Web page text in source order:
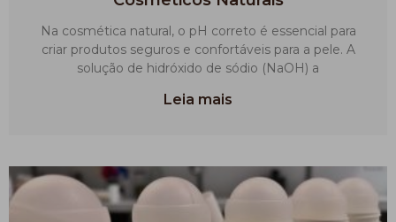
Na cosmética natural, o pH correto é essencial para
criar produtos seguros e confortáveis para a pele. A
solução de hidróxido de sódio (NaOH) a
Leia mais